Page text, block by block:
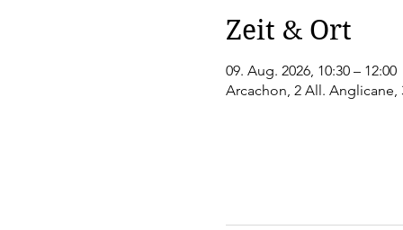
Zeit & Ort
09. Aug. 2026, 10:30 – 12:00
Arcachon, 2 All. Anglicane,